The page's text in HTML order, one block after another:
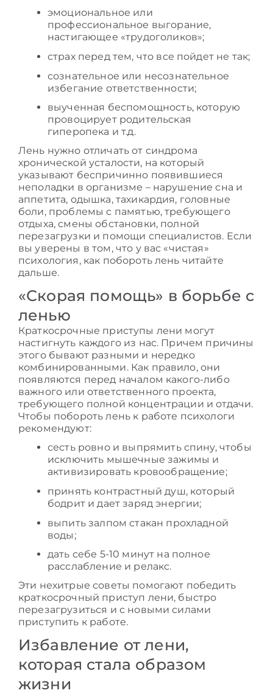
эмоциональное или
профессиональное выгорание,
настигающее «трудоголиков»;
страх перед тем, что все пойдет не так;
сознательное или несознательное
избегание ответственности;
выученная беспомощность, которую
провоцирует родительская
гиперопека и т.д.
Лень нужно отличать от синдрома
хронической усталости, на который
указывают беспричинно появившиеся
неполадки в организме – нарушение сна и
аппетита, одышка, тахикардия, головные
боли, проблемы с памятью, требующего
отдыха, смены обстановки, полной
перезагрузки и помощи специалистов. Если
вы уверены в том, что у вас «чистая»
психология, как побороть лень читайте
дальше.
«Скорая помощь» в борьбе с
ленью
Краткосрочные приступы лени могут
настигнуть каждого из нас. Причем причины
этого бывают разными и нередко
комбинированными. Как правило, они
появляются перед началом какого-либо
важного или ответственного проекта,
требующего полной концентрации и отдачи.
Чтобы побороть лень к работе психологи
рекомендуют:
сесть ровно и выпрямить спину, чтобы
исключить мышечные зажимы и
активизировать кровообращение;
принять контрастный душ, который
бодрит и дает заряд энергии;
выпить залпом стакан прохладной
воды;
дать себе 5-10 минут на полное
расслабление и релакс.
Эти нехитрые советы помогают победить
краткосрочный приступ лени, быстро
перезагрузиться и с новыми силами
приступить к работе.
Избавление от лени,
которая стала образом
жизни